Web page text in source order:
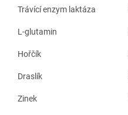
Trávící enzym laktáza
L-glutamin
Hořčík
Draslík
Zinek